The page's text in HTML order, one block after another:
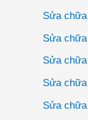
Sửa
Sửa
Sửa
Sửa
Sửa